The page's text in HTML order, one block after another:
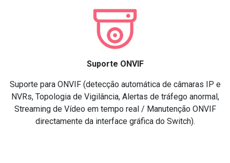
Suporte ONVIF
Suporte para ONVIF (detecção automática de câmaras IP e
NVRs, Topologia de Vigilância, Alertas de tráfego anormal,
Streaming de Vídeo em tempo real / Manutenção ONVIF
directamente da interface gráfica do Switch).